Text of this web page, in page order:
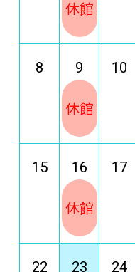
休館
8 9
休館
10
15 16
休館
17
22 23 24